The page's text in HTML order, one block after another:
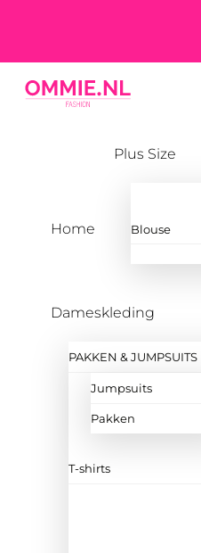
content
Home
Plus Size
Blouse
Dameskleding
PAKKEN & JUMPSUITS
Jumpsuits
Pakken
T-shirts